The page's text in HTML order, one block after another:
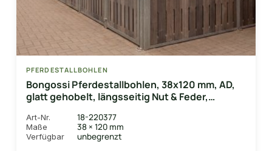
PFERDESTALLBOHLEN
Bongossi Pferdestallbohlen, 38x120 mm, AD,
glatt gehobelt, längsseitig Nut & Feder,
Art-Nr. 18-220377
Maße 38 × 120 mm
Verfügbar unbegrenzt